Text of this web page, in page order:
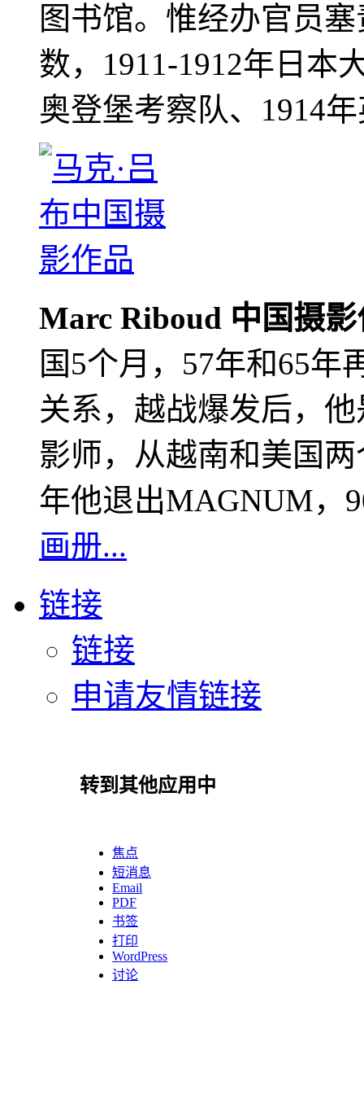
图书馆。惟经办官员
数，1911-1912年日本
奥登堡考察队、1914
Marc Riboud 中国摄
国5个月，57年和65年
关系，越战爆发后，
影师，从越南和美国
年他退出MAGNUM，
画册...
链接
链接
申请友情链接
转到其他应用中
焦点
短消息
Email
PDF
书签
打印
WordPress
讨论